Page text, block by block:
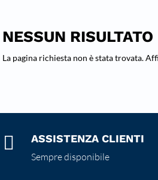
NESSUN RISULTATO
La pagina richiesta non è stata trovata.
 ASSISTENZA CLIENTI
Sempre disponibile